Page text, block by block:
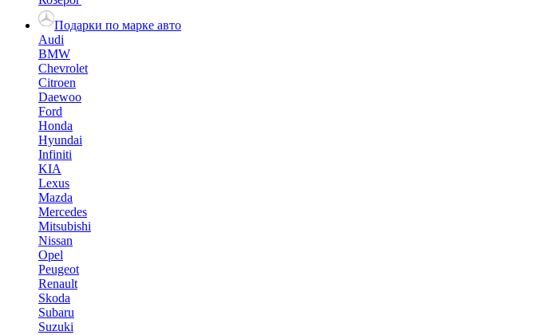
Подарки по марке авто
Audi
BMW
Chevrolet
Citroen
Daewoo
Ford
Honda
Hyundai
Infiniti
KIA
Lexus
Mazda
Mercedes
Mitsubishi
Nissan
Opel
Peugeot
Renault
Skoda
Subaru
Suzuki